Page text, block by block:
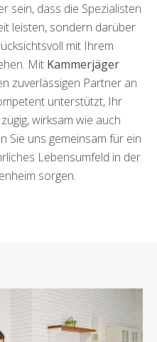
sein, dass die Spezialisten
leisten, sondern darüber
mit Ihrem
Mit Kammerjäger
zuverlässigen Partner an
unterstützt, Ihr
wirksam wie auch
Sie uns gemeinsam für ein
Lebensumfeld in der
sorgen.